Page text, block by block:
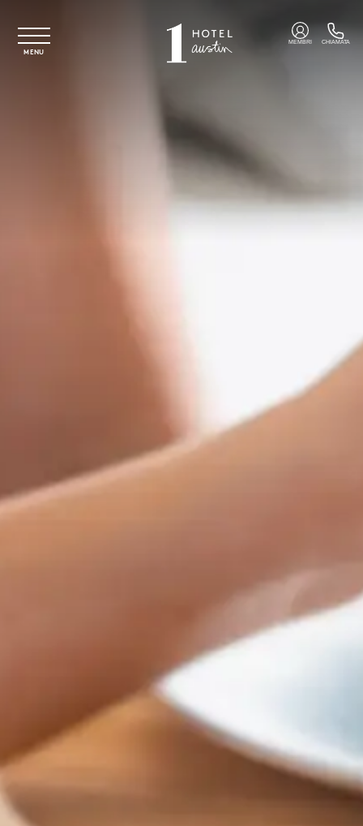
MENU
MEMBRI CHIAMATA